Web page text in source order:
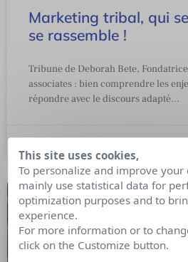
Marketing tribal, qui
se rassemble !
Tribune de Deborah Bete,
associates : bien comprendre les
répondre avec le discours adapté…
This site uses cookies,
To personalize and improve your
mainly use statistical data for
optimization purposes and to
experience.
For more information or to
click on the Customize button.